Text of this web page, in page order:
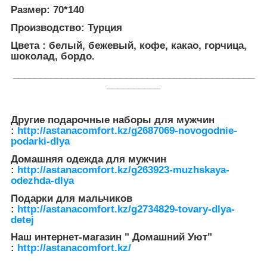
Размер: 70*140
Производство: Турция
Цвета : белый, бежевый, кофе, какао, горчица,
шоколад, бордо.
Другие подарочные наборы для мужчин
: http://astanacomfort.kz/g2687069-novogodnie-
podarki-dlya
Домашняя одежда для мужчин
: http://astanacomfort.kz/g263923-muzhskaya-
odezhda-dlya
Подарки для мальчиков
: http://astanacomfort.kz/g2734829-tovary-dlya-
detej
Наш интернет-магазин " Домашний Уют"
: http://astanacomfort.kz/